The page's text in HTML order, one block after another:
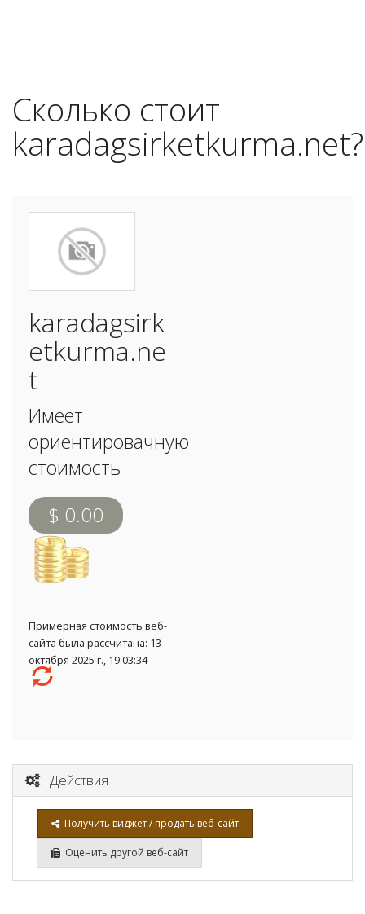
Сколько стоит
karadagsirketkurma.net?
karadagsirk
etkurma.ne
t
Имеет
ориентировачную
стоимость
$ 0.00
Примерная стоимость веб-
сайта была рассчитана: 13
октября 2025 г., 19:03:34
Действия
Получить виджет / продать веб-сайт
Оценить другой веб-сайт